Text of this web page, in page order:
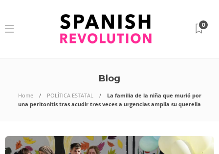
0
Blog
Home POLÍTICA ESTATAL
La familia de la niña que murió por
una peritonitis tras acudir tres veces a urgencias amplía su querella